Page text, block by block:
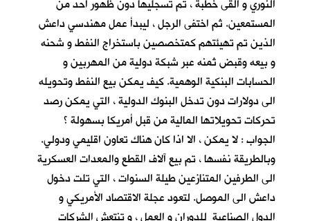
النوري و القى خطبة ، تم تسجليها دون ظهور احد من
المستمعين. ثم اختفى الرجل ، ليبدأ عمل مهندسي داعش
الذين تم تهيئتهم كمتخصصين باستخراج النفط و شحنه
و بيعه وقبض ثمنه عبر شبكة دولية من المهربين و
الحسابات البنكية الوهمية. كيف يمكن بيع النفط وتحويله
الى دولارات دون تدخل البنوك الدولية ، التي يمكن رصد
تحركات تحويلاتها المالية من قبل أمريكا بسهولة ؟
الجواب : لا يمكن ، الا اذا كان هناك تعاون اقليمي ودولي.
وبالطريقة نفسها ، تم بيع آلاف القطع والمعدات العسكرية
الى الطرفين المتنازعين طيلة السنوات ، التي تلت دخول
داعش الى الموصل. لتعود عجلة الاقتصاد الأمريكي و